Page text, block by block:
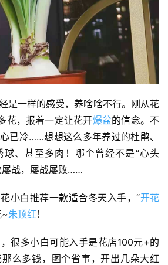
是一样的感受，养啥啥不行。刚从花
花，报着一定让花开爆盆的信念。不
已冷……想想这么多年养过的杜鹃、
球、甚至多肉！哪个曾经不是“心头
屡战，屡战屡败……
小白推荐一款适合冬天入手，“开花
~朱顶红 ！
很多小白可能入手是花店100元+的
么多钱，图个省事，开出几朵大红